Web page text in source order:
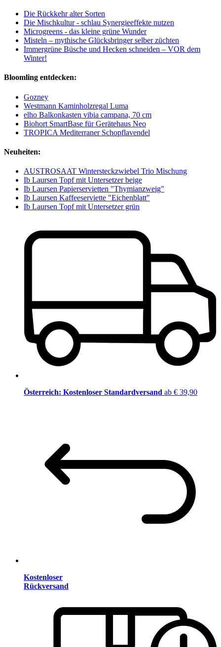
Die Rückkehr alter Sorten
Die Mischkultur - schlau Synergieeffekte nutzen
Microgreens - das kleine grüne Wunder
Misteln – mythische Glücksbringer selber züchten
Immergrüne Büsche und Hecken schneiden – VOR dem
Winter!
Bloomling entdecken:
Gozney
Westmann Kaminholzregal Luma
elho Balkonkasten vibia campana, 70 cm
Biohort SmartBase für Gerätehaus Neo
TROPICA Mediterraner Schopflavendel
Neuheiten:
AUSTROSAAT Wintersteckzwiebel Trio Mischung
Ib Laursen Topf mit Untersetzer beige
Ib Laursen Papierservietten "Thymianzweig"
Ib Laursen Kaffeeserviette "Eichenblatt"
Ib Laursen Topf mit Untersetzer grün
Österreich: Kostenloser Standardversand ab € 39,90
Kostenloser
Rückversand